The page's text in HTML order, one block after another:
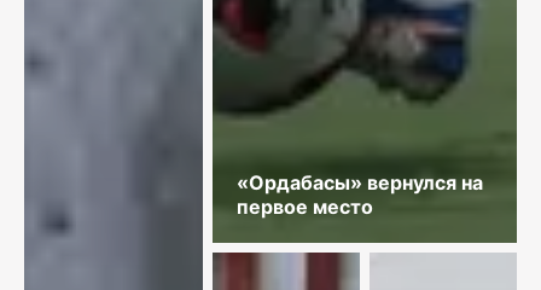
«Ордабасы» вернулся на
первое место